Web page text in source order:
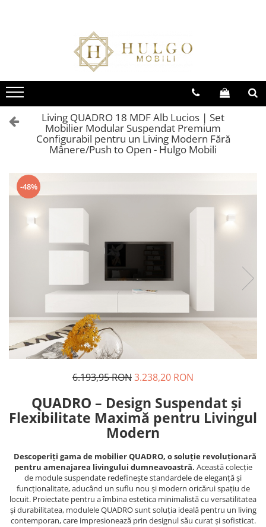
Bucatarie EVORA
Seturi Bucatarie Evora
Corpuri Evora
Bucatarie BLANCA
Seturi Bucatarie Blanca
Corpuri Blanca
Living QUADRO
Colectia QUADRO
Seturi Living QUADRO
Corpuri QUADRO
Seturi Baie Eos
Corpuri Baie Eos
Living QUADRO 18 MDF Alb Lucios | Set
Mobilier Modular Suspendat Premium
Configurabil pentru un Living Modern Fără
Mânere/Push to Open - Hulgo Mobili
-48%
6.193,95 RON3.238,20 RON
QUADRO – Design Suspendat și
Flexibilitate Maximă pentru Livingul
Modern
Descoperiți gama de mobilier QUADRO, o soluție revoluționară
pentru amenajarea livingului dumneavoastră. Această colecție
de module suspendate redefinește standardele de eleganță și
funcționalitate, aducând un suflu nou și modern oricărui spațiu de
locuit. Proiectate pentru a îmbina estetica minimalistă cu versatilitatea
și durabilitatea, modulele QUADRO sunt soluția ideală pentru un living
contemporan, care impresionează prin designul său curat și sofisticat.